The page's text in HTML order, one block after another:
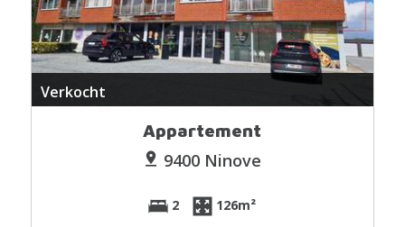
Verkocht
Appartement
9400 Ninove
2 126m²